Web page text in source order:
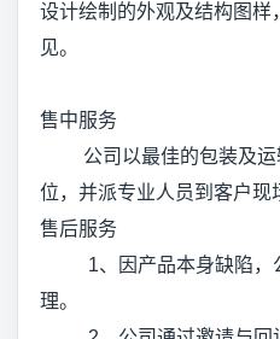
设计绘制的外观及结构图样
见。
售中服务
公司以最佳的包装及运
位，并派专业人员到客户现
售后服务
1、因产品本身缺陷，
理。